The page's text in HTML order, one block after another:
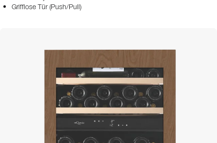
Grifflose Tür (Push/Pull)